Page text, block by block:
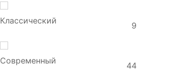
Классический 9
Современный 44